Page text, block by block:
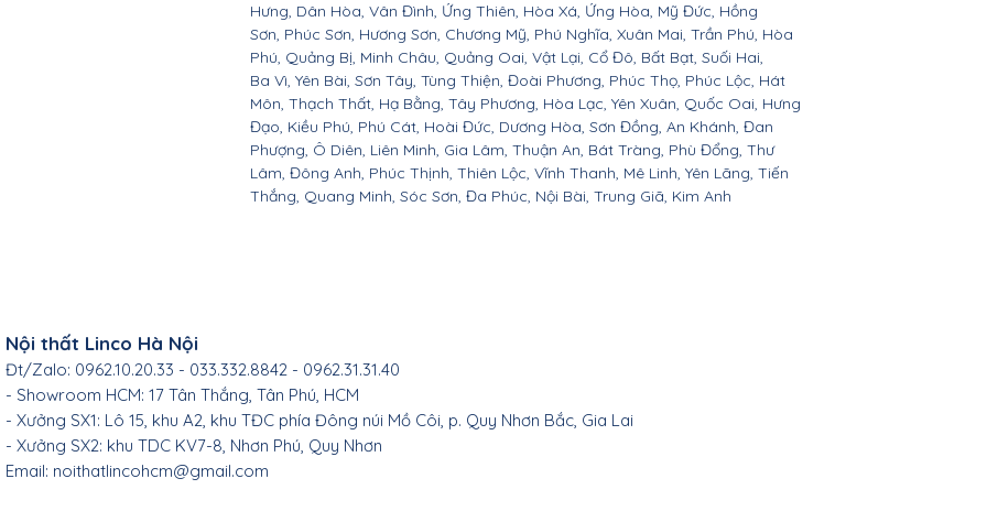
Hưng, Dân Hòa, Vân Đình, Ứng Thiên, Hòa Xá, Ứng Hòa, Mỹ Đức, Hồng
Sơn, Phúc Sơn, Hương Sơn, Chương Mỹ, Phú Nghĩa, Xuân Mai, Trần Phú, Hòa
Phú, Quảng Bị, Minh Châu, Quảng Oai, Vật Lại, Cổ Đô, Bất Bạt, Suối Hai,
Ba Vì, Yên Bài, Sơn Tây, Tùng Thiện, Đoài Phương, Phúc Thọ, Phúc Lộc, Hát
Môn, Thạch Thất, Hạ Bằng, Tây Phương, Hòa Lạc, Yên Xuân, Quốc Oai, Hưng
Đạo, Kiều Phú, Phú Cát, Hoài Đức, Dương Hòa, Sơn Đồng, An Khánh, Đan
Phượng, Ô Diên, Liên Minh, Gia Lâm, Thuận An, Bát Tràng, Phù Đổng, Thư
Lâm, Đông Anh, Phúc Thịnh, Thiên Lộc, Vĩnh Thanh, Mê Linh, Yên Lãng, Tiến
Thắng, Quang Minh, Sóc Sơn, Đa Phúc, Nội Bài, Trung Giã, Kim Anh
Nội thất Linco Hà Nội
Đt/Zalo: 0962.10.20.33 - 033.332.8842 - 0962.31.31.40
- Showroom HCM: 17 Tân Thắng, Tân Phú, HCM
- Xưởng SX1: Lô 15, khu A2, khu TĐC phía Đông núi Mồ Côi, p. Quy Nhơn Bắc, Gia Lai
- Xưởng SX2: khu TDC KV7-8, Nhơn Phú, Quy Nhơn
Email: noithatlincohcm@gmail.com